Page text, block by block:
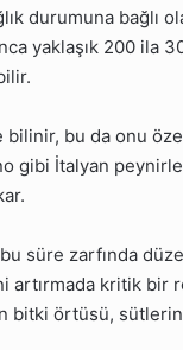
durumuna bağlı
yaklaşık 200 ila
bu da onu
gibi İtalyan
süre zarfında
artırmada kritik bir
bitki örtüsü,